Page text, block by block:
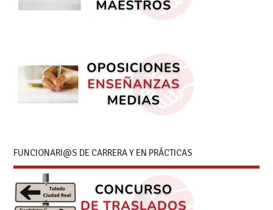
FUNCIONARI@S DE CARRERA Y EN PRÁCTICAS